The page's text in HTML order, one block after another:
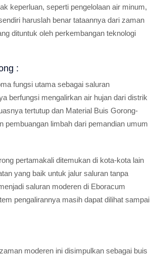
keperluan, seperti pengelolaan air minum,
haruslah benar tataannya dari zaman
dituntuk oleh perkembangan teknologi
:
fungsi utama sebagai saluran
berfungsi mengalirkan air hujan dari distrik
tertutup dan Material Buis Gorong-
pembuangan limbah dari pemandian umum
pertamakali ditemukan di kota-kota lain
yang baik untuk jalur saluran tanpa
saluran moderen di Eboracum
pengalirannya masih dapat dilihat sampai
moderen ini disimpulkan sebagai buis